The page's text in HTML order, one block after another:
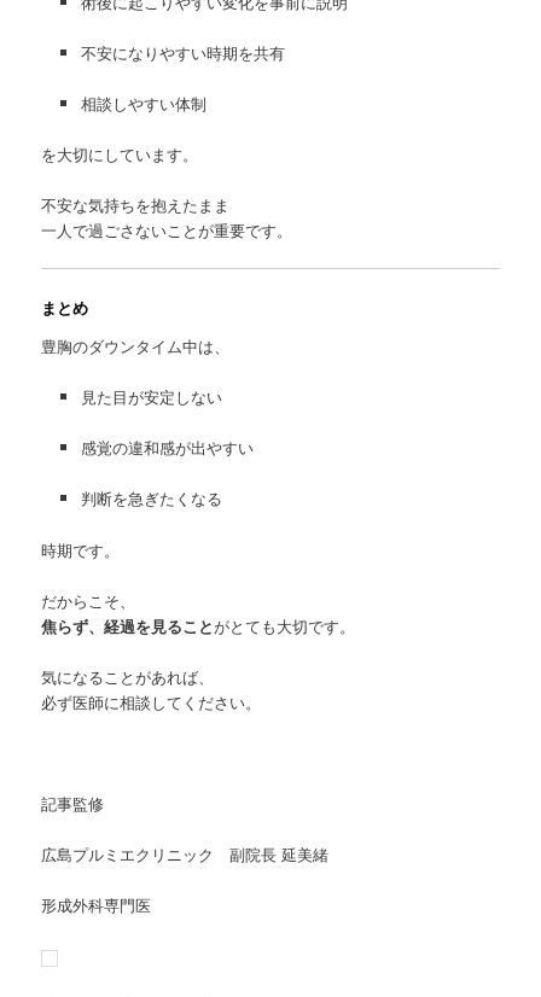
不安になりやすい時期を共有
相談しやすい体制
を大切にしています。
不安な気持ちを抱えたまま
一人で過ごさないことが重要です。
まとめ
豊胸のダウンタイム中は、
見た目が安定しない
感覚の違和感が出やすい
判断を急ぎたくなる
時期です。
だからこそ、
焦らず、経過を見ることがとても大切です。
気になることがあれば、
必ず医師に相談してください。
記事監修
広島プルミエクリニック 副院長 延美緒
形成外科専門医